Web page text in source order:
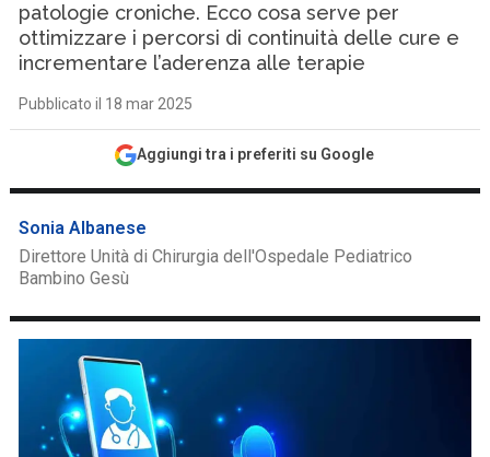
patologie croniche. Ecco cosa serve per
ottimizzare i percorsi di continuità delle cure e
incrementare l’aderenza alle terapie
Pubblicato il 18 mar 2025
Aggiungi tra i preferiti su Google
Sonia Albanese
Direttore Unità di Chirurgia dell'Ospedale Pediatrico
Bambino Gesù